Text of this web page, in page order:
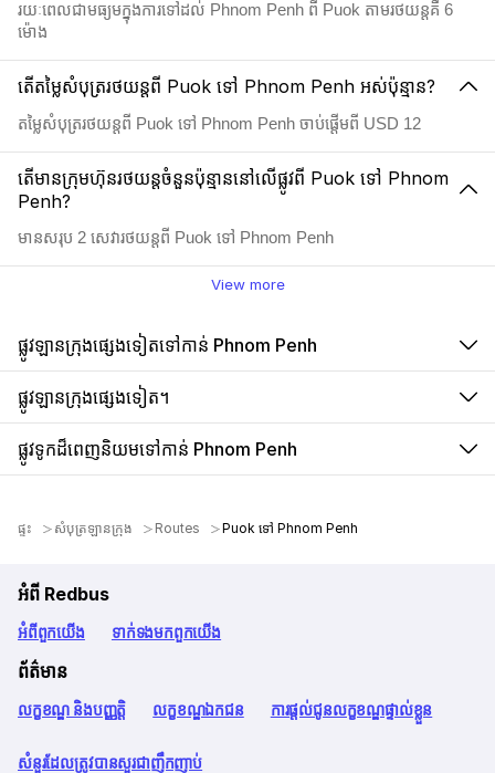
រយៈពេលជាមធ្យមក្នុងការទៅដល់ Phnom Penh ពី Puok តាមរថយន្តគឺ 6
ម៉ោង
តើតម្លៃសំបុត្ររថយន្តពី Puok ទៅ Phnom Penh អស់ប៉ុន្មាន?
តម្លៃសំបុត្ររថយន្តពី Puok ទៅ Phnom Penh ចាប់ផ្តើមពី USD 12
តើមានក្រុមហ៊ុនរថយន្តចំនួនប៉ុន្មាននៅលើផ្លូវពី Puok ទៅ Phnom
Penh?
មានសរុប 2 សេវារថយន្តពី Puok ទៅ Phnom Penh
View more
ផ្លូវឡានក្រុងផ្សេងទៀតទៅកាន់ Phnom Penh
ផ្លូវឡានក្រុងផ្សេងទៀត។
ផ្លូវទូកដ៏ពេញនិយមទៅកាន់ Phnom Penh
ផ្ទះ សំបុត្រឡានក្រុង Routes Puok ទៅ Phnom Penh
អំពី Redbus
អំពី​ពួក​យើង ទាក់ទង​មក​ពួក​យើង
ព័ត៌មាន
លក្ខខណ្ឌ និងបញ្ញត្តិ លក្ខខណ្ឌឯកជន ការផ្តល់ជូនលក្ខខណ្ឌផ្ទាល់ខ្លួន
សំនួរដែលត្រូវបានសួរជាញឹកញាប់